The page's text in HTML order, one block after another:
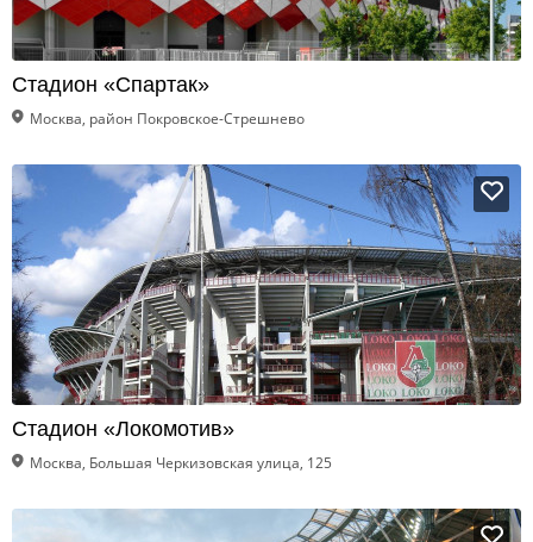
Стадион «Спартак»
Москва, район Покровское-Стрешнево
Стадион «Локомотив»
Москва, Большая Черкизовская улица, 125